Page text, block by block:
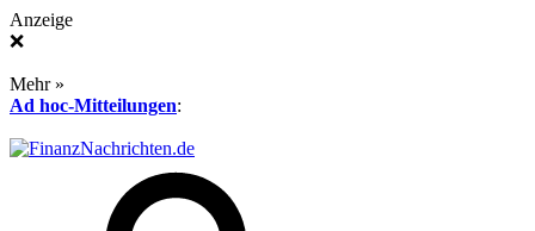
Anzeige
❌
Mehr »
Ad hoc-Mitteilungen: